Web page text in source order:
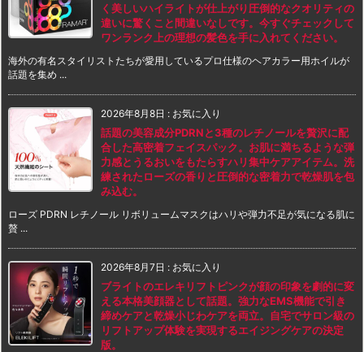
く美しいハイライトが仕上がり圧倒的なクオリティの
違いに驚くこと間違いなしです。今すぐチェックして
ワンランク上の理想の髪色を手に入れてください。
海外の有名スタイリストたちが愛用しているプロ仕様のヘアカラー用ホイルが
話題を集め ...
2026年8月8日 : お気に入り
話題の美容成分PDRNと3種のレチノールを贅沢に配
合した高密着フェイスパック。お肌に満ちるような弾
力感とうるおいをもたらすハリ集中ケアアイテム。洗
練されたローズの香りと圧倒的な密着力で乾燥肌を包
み込む。
ローズ PDRN レチノール リボリュームマスクはハリや弾力不足が気になる肌に
贅 ...
2026年8月7日 : お気に入り
ブライトのエレキリフトピンクが顔の印象を劇的に変
える本格美顔器として話題。強力なEMS機能で引き
締めケアと乾燥小じわケアを両立。自宅でサロン級の
リフトアップ体験を実現するエイジングケアの決定
版。